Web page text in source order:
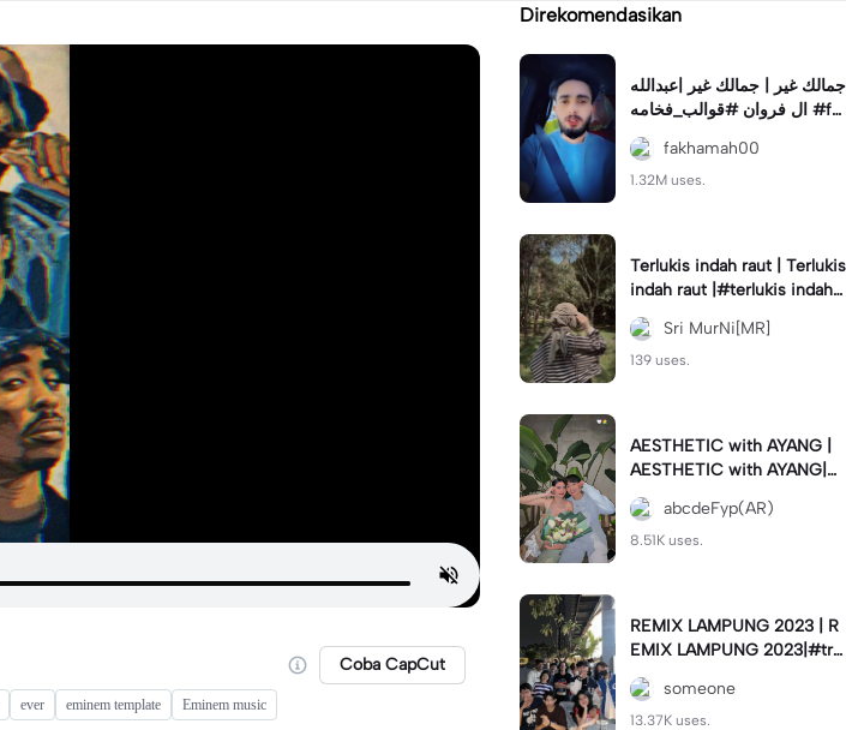
Coba CapCut
ever eminem template Eminem music
Direkomendasikan
جمالك غير | جمالك غير |عبدالله
ال فروان #قوالب_فخامه #fa
khamah00
fakhamah00
1.32M uses.
Terlukis indah raut | Terlukis
indah raut |#terlukis indah r
aut wajah mu dalam benakk
u
Sri MurNi[MR]
139 uses.
AESTHETIC with AYANG |
AESTHETIC with AYANG|#f
yp#template#aestethic#vi
ral#barengpasangan🥰
abcdeFyp(AR)
8.51K uses.
REMIX LAMPUNG 2023 | R
EMIX LAMPUNG 2023|#tre
nd#fyp#remixlampung#la
mpungpride#viral⚡️|
someone
13.37K uses.